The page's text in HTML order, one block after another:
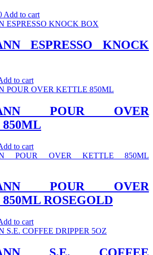
Add to cart
ESPRESSO KNOCK
to cart
POUR OVER
to cart
POUR OVER
ROSEGOLD
to cart